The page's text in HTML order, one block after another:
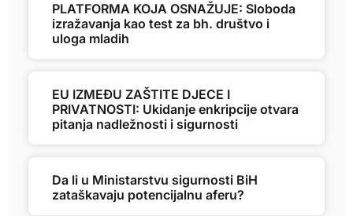
PLATFORMA KOJA OSNAŽUJE: Sloboda
izražavanja kao test za bh. društvo i
uloga mladih
EU IZMEĐU ZAŠTITE DJECE I
PRIVATNOSTI: Ukidanje enkripcije otvara
pitanja nadležnosti i sigurnosti
Da li u Ministarstvu sigurnosti BiH
zataškavaju potencijalnu aferu?